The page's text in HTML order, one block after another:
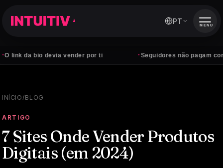
bio devia vender por ti Seguidores não pagam contas —
PT MENU
INÍCIO/BLOG
ARTIGO
7 Sites Onde Vender Produtos
Digitais (em 2024)